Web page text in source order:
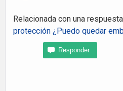
Relacionada con una
protección ¿Puedo quedar